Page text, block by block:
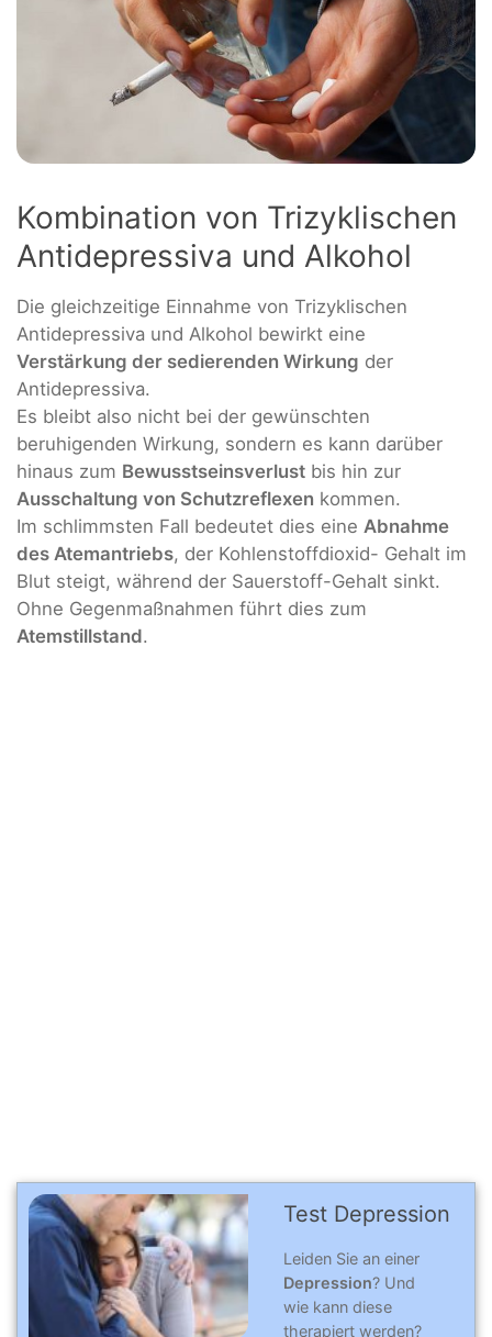
Kombination von Trizyklischen
Antidepressiva und Alkohol
Die gleichzeitige Einnahme von Trizyklischen
Antidepressiva und Alkohol bewirkt eine
Verstärkung der sedierenden Wirkung der
Antidepressiva.
Es bleibt also nicht bei der gewünschten
beruhigenden Wirkung, sondern es kann darüber
hinaus zum Bewusstseinsverlust bis hin zur
Ausschaltung von Schutzreflexen kommen.
Im schlimmsten Fall bedeutet dies eine Abnahme
des Atemantriebs, der Kohlenstoffdioxid- Gehalt im
Blut steigt, während der Sauerstoff-Gehalt sinkt.
Ohne Gegenmaßnahmen führt dies zum
Atemstillstand.
Test Depression
Leiden Sie an einer
Depression? Und
wie kann diese
therapiert werden?